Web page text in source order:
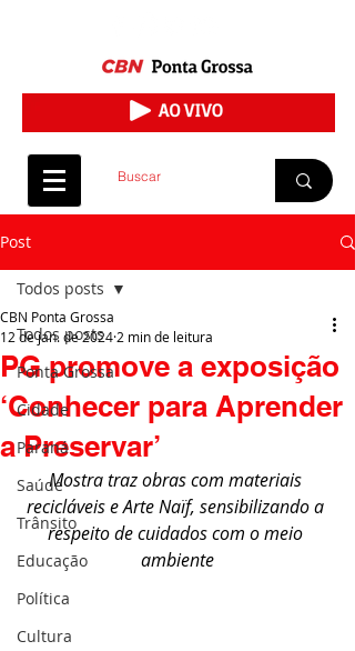
Post
Todos posts
Ponta Grossa
Cidade
Paraná
Saúde
Trânsito
Educação
Política
Cultura
Todos posts
PG promove a exposição
‘Conhecer para Aprender
a Preservar’
CBN Ponta Grossa
12 de jan. de 2024 2 min de leitura
Mostra traz obras com materiais
recicláveis e Arte Naïf, sensibilizando a
respeito de cuidados com o meio
ambiente